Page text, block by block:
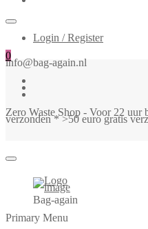
Login / Register
0
info@bag-again.nl
Zero Waste Shop - Voor 22 uur
verzonden * >50 euro gratis
Bag-again
Primary Menu